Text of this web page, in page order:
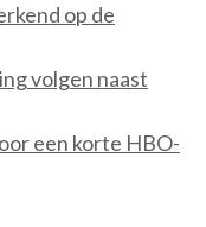
op de
volgen naast
een korte HBO-